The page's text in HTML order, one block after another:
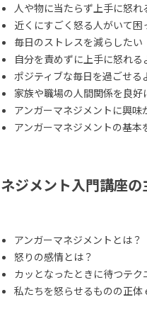
人や物に当たらず上手に怒れ
近くにすごく怒る人がいて困
毎日のストレスを減らしたい
自分を責めずに上手に怒れる
ポジティブな毎日を過ごせる
家族や職場の人間関係を良好
アンガーマネジメントに興味
アンガーマネジメントの基
ジメント入門講座
アンガーマネジメントとは？
怒りの感情とは？
カッとなったときに待つテク
私たちを怒らせるものの正体